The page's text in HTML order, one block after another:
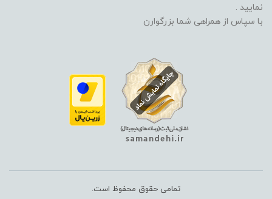
نمایید .
با سپاس از همراهی شما بزرگوارن
تمامی حقوق محفوظ است.